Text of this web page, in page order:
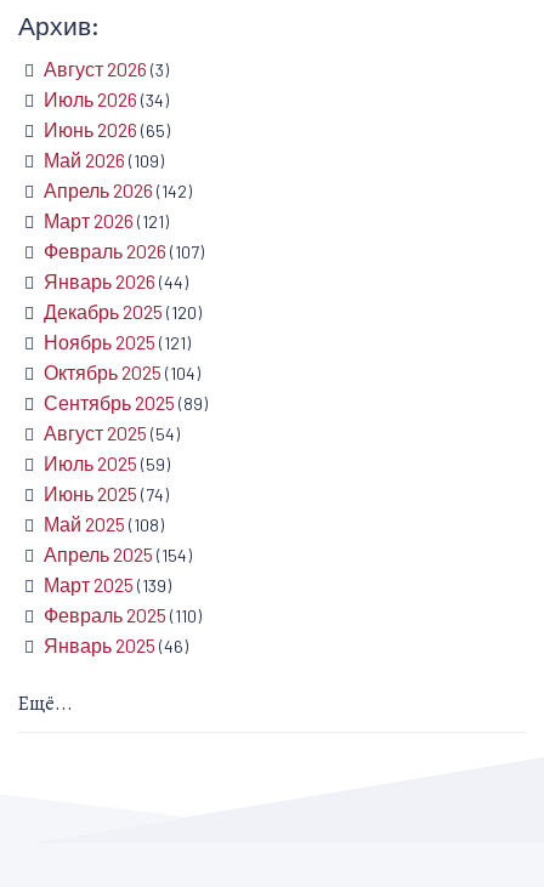
Архив:
Август 2026 (3)
Июль 2026 (34)
Июнь 2026 (65)
Май 2026 (109)
Апрель 2026 (142)
Март 2026 (121)
Февраль 2026 (107)
Январь 2026 (44)
Декабрь 2025 (120)
Ноябрь 2025 (121)
Октябрь 2025 (104)
Сентябрь 2025 (89)
Август 2025 (54)
Июль 2025 (59)
Июнь 2025 (74)
Май 2025 (108)
Апрель 2025 (154)
Март 2025 (139)
Февраль 2025 (110)
Январь 2025 (46)
Ещё...